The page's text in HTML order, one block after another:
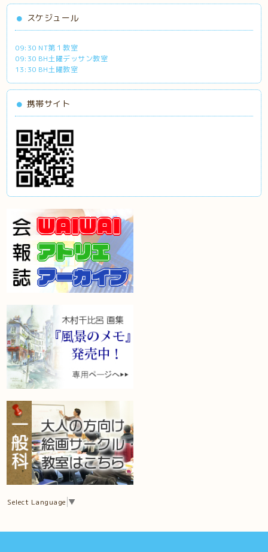
スケジュール
09:30 NT第１教室
09:30 BH土曜デッサン教室
13:30 BH土曜教室
携帯サイト
Select Language ▼